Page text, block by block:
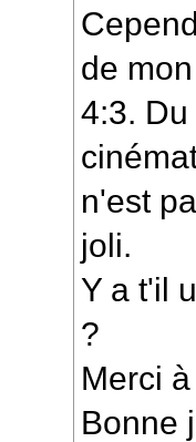
de
4:3.
n'est
joli.
Y a t'il
?
Merci
Bonne